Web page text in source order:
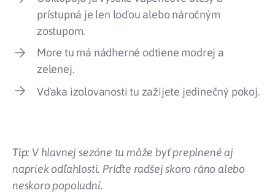
prístupná je len loďou alebo náročným
zostupom.
More tu má nádherné odtiene modrej a
zelenej.
Vďaka izolovanosti tu zažijete jedinečný pokoj.
Tip: V hlavnej sezóne tu môže byť preplnené aj
napriek odľahlosti. Príďte radšej skoro ráno alebo
neskoro popoludní.